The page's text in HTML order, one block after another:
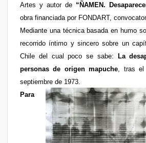
Artes y autor de “ÑAMEN.
obra financiada por FONDART,
Mediante una técnica basada en humo
recorrido íntimo y sincero sobre un
Chile del cual poco se sabe:
La
personas de origen mapuche , tras
septiembre de 1973.
Para